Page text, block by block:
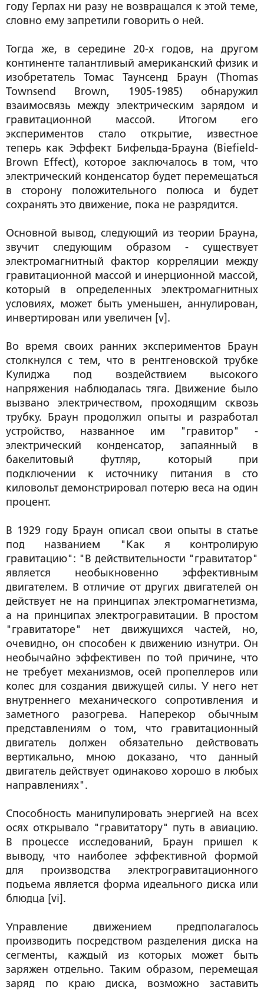
году Герлах ни разу не возвращался к этой теме,
словно ему запретили говорить о ней.
Тогда же, в середине 20-х годов, на другом
континенте талантливый американский физик и
изобретатель Томас Таунсенд Браун (Thomas
Townsend Brown, 1905-1985) обнаружил
взаимосвязь между электрическим зарядом и
гравитационной массой. Итогом его
экспериментов стало открытие, известное
теперь как Эффект Бифельда-Брауна (Biefield-
Brown Effect), которое заключалось в том, что
электрический конденсатор будет перемещаться
в сторону положительного полюса и будет
сохранять это движение, пока не разрядится.
Основной вывод, следующий из теории Брауна,
звучит следующим образом - существует
электромагнитный фактор корреляции между
гравитационной массой и инерционной массой,
который в определенных электромагнитных
условиях, может быть уменьшен, аннулирован,
инвертирован или увеличен [v].
Во время своих ранних экспериментов Браун
столкнулся с тем, что в рентгеновской трубке
Кулиджа под воздействием высокого
напряжения наблюдалась тяга. Движение было
вызвано электричеством, проходящим сквозь
трубку. Браун продолжил опыты и разработал
устройство, названное им "гравитор" -
электрический конденсатор, запаянный в
бакелитовый футляр, который при
подключении к источнику питания в сто
киловольт демонстрировал потерю веса на один
процент.
В 1929 году Браун описал свои опыты в статье
под названием "Как я контролирую
гравитацию": "В действительности "гравитатор"
является необыкновенно эффективным
двигателем. В отличие от других двигателей он
действует не на принципах электромагнетизма,
а на принципах электрогравитации. В простом
"гравитаторе" нет движущихся частей, но,
очевидно, он способен к движению изнутри. Он
необычайно эффективен по той причине, что
не требует механизмов, осей пропеллеров или
колес для создания движущей силы. У него нет
внутреннего механического сопротивления и
заметного разогрева. Наперекор обычным
представлениям о том, что гравитационный
двигатель должен обязательно действовать
вертикально, мною доказано, что данный
двигатель действует одинаково хорошо в любых
направлениях".
Способность манипулировать энергией на всех
осях открывало "гравитатору" путь в авиацию.
В процессе исследований, Браун пришел к
выводу, что наиболее эффективной формой
для производства электрогравитационного
подъема является форма идеального диска или
блюдца [vi].
Управление движением предполагалось
производить посредством разделения диска на
сегменты, каждый из которых может быть
заряжен отдельно. Таким образом, перемещая
заряд по краю диска, возможно заставить